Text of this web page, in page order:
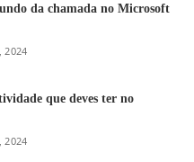
da chamada no Microsoft
2024
que deves ter no
2024